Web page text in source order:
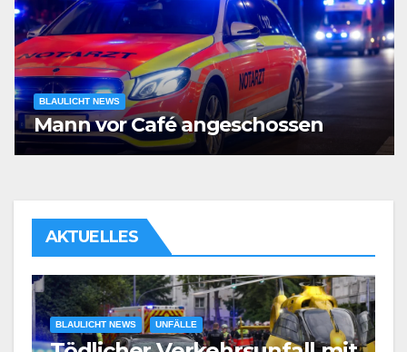
BLAULICHT NEWS
Mann vor Café angeschossen
AKTUELLES
BLAULICHT NEWS UNFÄLLE